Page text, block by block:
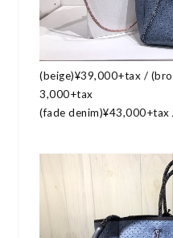
(beige)¥39,000+tax /
3,000+tax
(fade